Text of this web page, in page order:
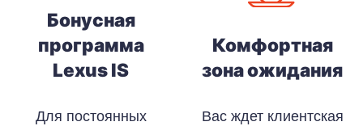
Бонусная
программа
Lexus IS
Для постоянных
Комфортная
зона ожидания
Вас ждет клиентская